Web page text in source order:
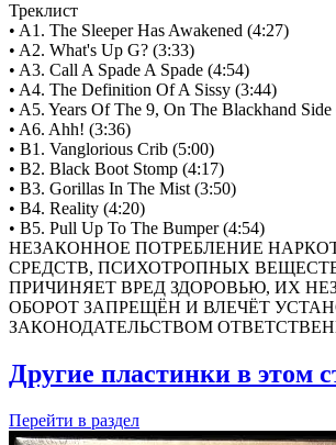
Треклист
• A1. The Sleeper Has Awakened (4:27)
• A2. What's Up G? (3:33)
• A3. Call A Spade A Spade (4:54)
• A4. The Definition Of A Sissy (3:44)
• A5. Years Of The 9, On The Blackhand
• A6. Ahh! (3:36)
• B1. Vanglorious Crib (5:00)
• B2. Black Boot Stomp (4:17)
• B3. Gorillas In The Mist (3:50)
• B4. Reality (4:20)
• B5. Pull Up To The Bumper (4:54)
НЕЗАКОННОЕ ПОТРЕБЛЕНИЕ
СРЕДСТВ, ПСИХОТРОПНЫХ
ПРИЧИНЯЕТ ВРЕД ЗДОРОВЬЮ, ИХ
ОБОРОТ ЗАПРЕЩЁН И ВЛЕЧЁТ
ЗАКОНОДАТЕЛЬСТВОМ
Другие пластинки в этом
Перейти в раздел